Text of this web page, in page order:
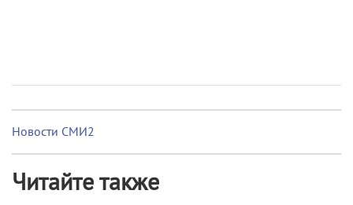
Новости СМИ2
Читайте также